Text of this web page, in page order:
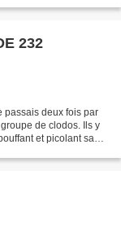
232
passais deux fois par
de clodos. Ils y
et picolant sans